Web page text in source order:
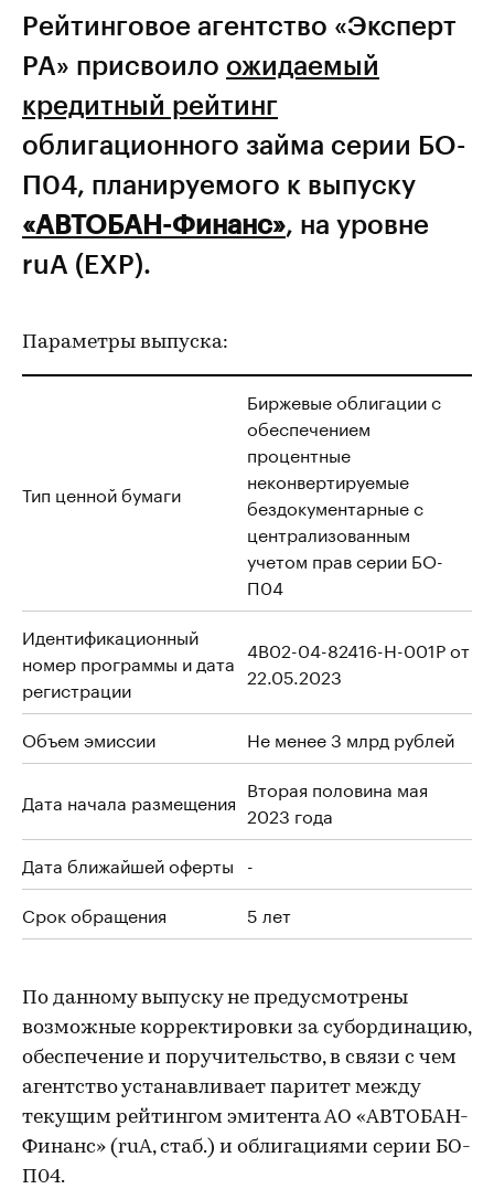
Рейтинговое агентство «Эксперт
РА» присвоило ожидаемый
кредитный рейтинг
облигационного займа серии БО-
П04, планируемого к выпуску
«АВТОБАН-Финанс», на уровне
ruA (EXP).
Параметры выпуска:
Тип ценной бумаги
Биржевые облигации с
обеспечением
процентные
неконвертируемые
бездокументарные с
централизованным
учетом прав серии БО-
П04
Идентификационный
номер программы и дата
регистрации
4B02-04-82416-H-001P от
22.05.2023
Объем эмиссии Не менее 3 млрд рублей
Дата начала размещения Вторая половина мая
2023 года
Дата ближайшей оферты -
Срок обращения
5 лет
По данному выпуску не предусмотрены
возможные корректировки за субординацию,
обеспечение и поручительство, в связи с чем
агентство устанавливает паритет между
текущим рейтингом эмитента АО «АВТОБАН-
Финанс» (ruA, стаб.) и облигациями серии БО-
П04.